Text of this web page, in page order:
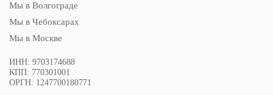
Мы в Волгограде
Мы в Чебоксарах
Мы в Москве
ИНН: 9703174688
КПП: 770301001
ОРГН: 1247700180771